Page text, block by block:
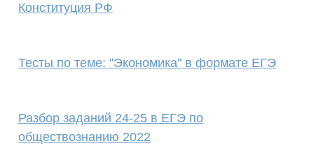
Конституция РФ
Тесты по теме: "Экономика" в формате ЕГЭ
Разбор заданий 24-25 в ЕГЭ по
обществознанию 2022